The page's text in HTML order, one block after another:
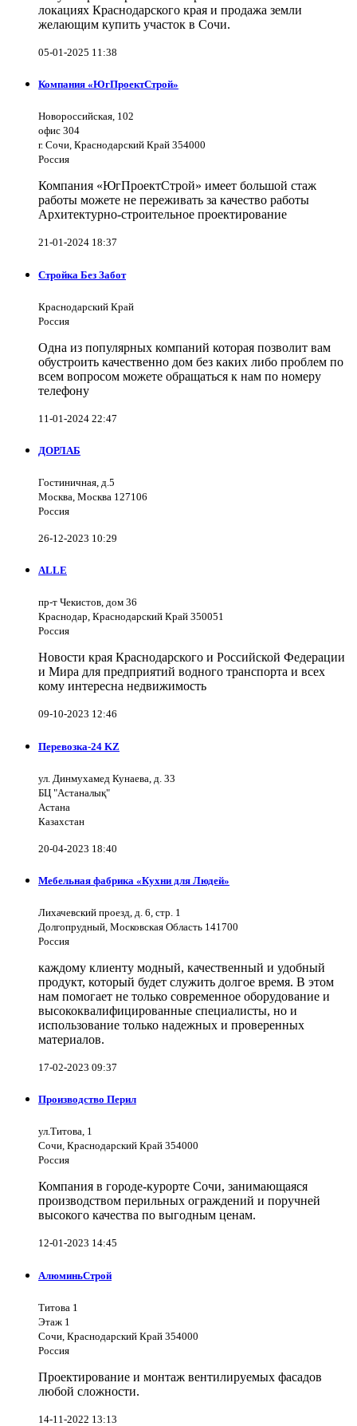
локациях Краснодарского края и продажа земли
желающим купить участок в Сочи.
05-01-2025 11:38
Компания «ЮгПроектСтрой»
Новороссийская, 102
офис 304
г. Сочи, Краснодарский Край 354000
Россия
Компания «ЮгПроектСтрой» имеет большой стаж
работы можете не переживать за качество работы
Архитектурно-строительное проектирование
21-01-2024 18:37
Стройка Без Забот
Краснодарский Край
Россия
Одна из популярных компаний которая позволит вам
обустроить качественно дом без каких либо проблем по
всем вопросом можете обращаться к нам по номеру
телефону
11-01-2024 22:47
ДОРЛАБ
Гостиничная, д.5
Москва, Москва 127106
Россия
26-12-2023 10:29
ALLE
пр-т Чекистов, дом 36
Краснодар, Краснодарский Край 350051
Россия
Новости края Краснодарского и Российской Федерации
и Мира для предприятий водного транспорта и всех
кому интересна недвижимость
09-10-2023 12:46
Перевозка-24 KZ
ул. Динмухамед Кунаева, д. 33
БЦ "Астаналық"
Астана
Казахстан
20-04-2023 18:40
Мебельная фабрика «Кухни для Людей»
Лихачевский проезд, д. 6, стр. 1
Долгопрудный, Московская Область 141700
Россия
каждому клиенту модный, качественный и удобный
продукт, который будет служить долгое время. В этом
нам помогает не только современное оборудование и
высококвалифицированные специалисты, но и
использование только надежных и проверенных
материалов.
17-02-2023 09:37
Производство Перил
ул.Титова, 1
Сочи, Краснодарский Край 354000
Россия
Компания в городе-курорте Сочи, занимающаяся
производством перильных ограждений и поручней
высокого качества по выгодным ценам.
12-01-2023 14:45
АлюминьСтрой
Титова 1
Этаж 1
Сочи, Краснодарский Край 354000
Россия
Проектирование и монтаж вентилируемых фасадов
любой сложности.
14-11-2022 13:13